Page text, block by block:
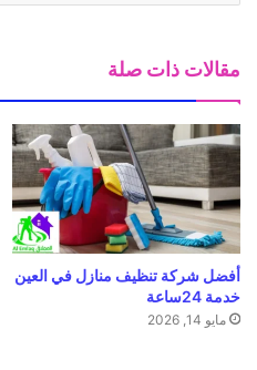
مقالات ذات صلة
أفضل شركة تنظيف منازل في العين
خدمة 24ساعة
مايو 14, 2026